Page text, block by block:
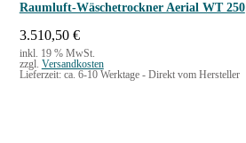
Raumluft-Wäschetrockner Aerial WT 250
3.510,50 €
inkl. 19 % MwSt.
zzgl. Versandkosten
Lieferzeit: ca. 6-10 Werktage - Direkt vom Hersteller